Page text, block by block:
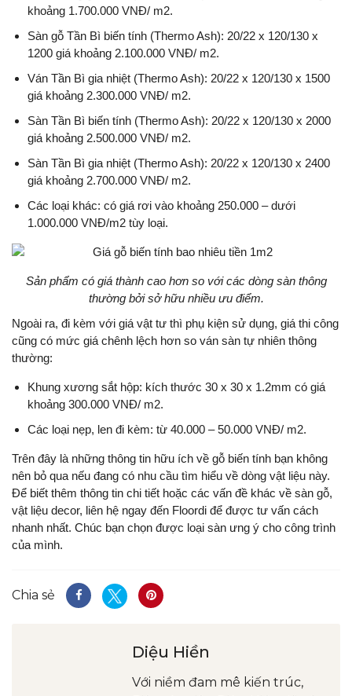
khoảng 1.700.000 VNĐ/ m2.
Sàn gỗ Tần Bì biến tính (Thermo Ash): 20/22 x 120/130 x
1200 giá khoảng 2.100.000 VNĐ/ m2.
Ván Tần Bì gia nhiệt (Thermo Ash): 20/22 x 120/130 x 1500
giá khoảng 2.300.000 VNĐ/ m2.
Sàn Tần Bì biến tính (Thermo Ash): 20/22 x 120/130 x 2000
giá khoảng 2.500.000 VNĐ/ m2.
Sàn Tần Bì gia nhiệt (Thermo Ash): 20/22 x 120/130 x 2400
giá khoảng 2.700.000 VNĐ/ m2.
Các loại khác: có giá rơi vào khoảng 250.000 – dưới
1.000.000 VNĐ/m2 tùy loại.
Sản phẩm có giá thành cao hơn so với các dòng sàn thông
thường bởi sở hữu nhiều ưu điểm.
Ngoài ra, đi kèm với giá vật tư thì phụ kiện sử dụng, giá thi công
cũng có mức giá chênh lệch hơn so ván sàn tự nhiên thông
thường:
Khung xương sắt hộp: kích thước 30 x 30 x 1.2mm có giá
khoảng 300.000 VNĐ/ m2.
Các loại nẹp, len đi kèm: từ 40.000 – 50.000 VNĐ/ m2.
Trên đây là những thông tin hữu ích về gỗ biến tính bạn không
nên bỏ qua nếu đang có nhu cầu tìm hiểu về dòng vật liệu này.
Để biết thêm thông tin chi tiết hoặc các vấn đề khác về sàn gỗ,
vật liệu decor, liên hệ ngay đến Floordi để được tư vấn cách
nhanh nhất. Chúc bạn chọn được loại sàn ưng ý cho công trình
của mình.
Chia sẻ
Diệu Hiền
Với niềm đam mê kiến trúc,